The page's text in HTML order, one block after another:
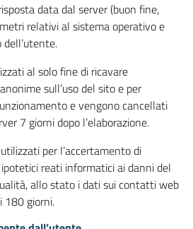
data dal server (buon fine,
relativi al sistema operativo e
al solo fine di ricavare
sull’uso del sito e per
e vengono cancellati
7 giorni dopo l’elaborazione.
per l’accertamento di
reati informatici ai danni del
allo stato i dati sui contatti web
180 giorni.